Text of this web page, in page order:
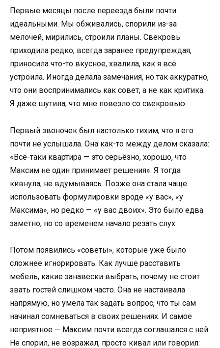
Первые месяцы после переезда были почти
идеальными. Мы обживались, спорили из-за
мелочей, мирились, строили планы. Свекровь
приходила редко, всегда заранее предупреждая,
приносила что-то вкусное, хвалила, как я всё
устроила. Иногда делала замечания, но так аккуратно,
что они воспринимались как совет, а не как критика.
Я даже шутила, что мне повезло со свекровью.
Первый звоночек был настолько тихим, что я его
почти не услышала. Она как-то между делом сказала:
«Всё-таки квартира — это серьёзно, хорошо, что
Максим не один принимает решения». Я тогда
кивнула, не вдумываясь. Позже она стала чаще
использовать формулировки вроде «у вас», «у
Максима», но редко — «у вас двоих». Это было едва
заметно, но со временем начало резать слух.
Потом появились «советы», которые уже было
сложнее игнорировать. Как лучше расставить
мебель, какие занавески выбрать, почему не стоит
звать гостей слишком часто. Она не настаивала
напрямую, но умела так задать вопрос, что ты сам
начинал сомневаться в своих решениях. И самое
неприятное — Максим почти всегда соглашался с ней.
Не спорил, не возражал, просто кивал или говорил: